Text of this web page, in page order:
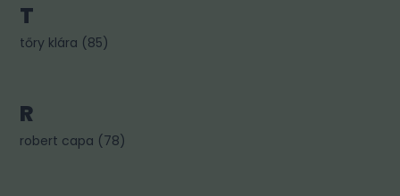
T
tőry klára (85)
R
robert capa (78)